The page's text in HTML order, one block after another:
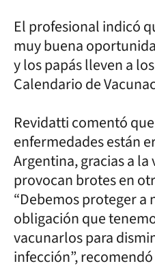
El profesional indicó
muy buena
y los papás lleven a
Calendario de
Revidatti comentó
enfermedades están
Argentina, gracias a
provocan brotes en
“Debemos proteger a
obligación que
vacunarlos para
infección”,